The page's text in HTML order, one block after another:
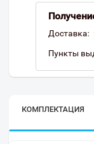
Доставка:
Пункты
КОМПЛЕКТАЦИЯ